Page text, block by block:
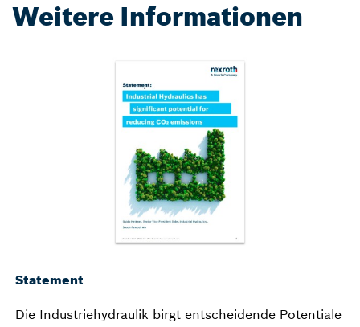
Weitere Informationen
Statement
Die Industriehydraulik birgt entscheidende Potentiale